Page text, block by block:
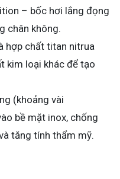
– bốc hơi lắng đọng
chân không.
hợp chất titan nitrua
kim loại khác để tạo
(khoảng vài
bề mặt inox, chống
tăng tính thẩm mỹ.